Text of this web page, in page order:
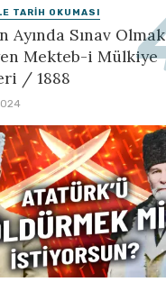
TARIH OKUMASI
Ayında Sınav Olmak
Mekteb-i Mülkiye
/ 1888